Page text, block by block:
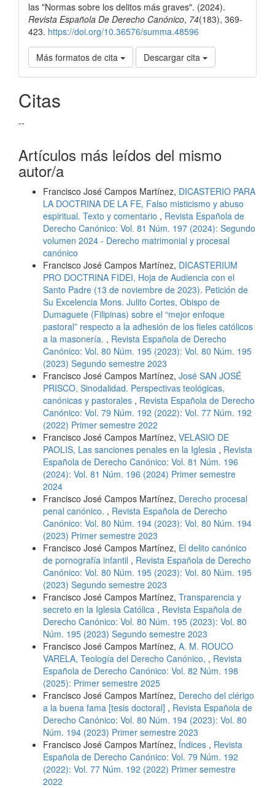
las "Normas sobre los delitos más graves". (2024).
Revista Española De Derecho Canónico, 74(183), 369-
423. https://doi.org/10.36576/summa.48596
Más formatos de cita Descargar cita
Citas
--
Artículos más leídos del mismo
autor/a
Francisco José Campos Martínez, DICASTERIO PARA
LA DOCTRINA DE LA FE, Falso misticismo y abuso
espiritual. Texto y comentario , Revista Española de
Derecho Canónico: Vol. 81 Núm. 197 (2024): Segundo
volumen 2024 - Derecho matrimonial y procesal
canónico
Francisco José Campos Martínez, DICASTERIUM
PRO DOCTRINA FIDEI, Hoja de Audiencia con el
Santo Padre (13 de noviembre de 2023). Petición de
Su Excelencia Mons. Julito Cortes, Obispo de
Dumaguete (Filipinas) sobre el “mejor enfoque
pastoral” respecto a la adhesión de los fieles católicos
a la masonería. , Revista Española de Derecho
Canónico: Vol. 80 Núm. 195 (2023): Vol. 80 Núm. 195
(2023) Segundo semestre 2023
Francisco José Campos Martínez, José SAN JOSÉ
PRISCO, Sinodalidad. Perspectivas teológicas,
canónicas y pastorales , Revista Española de Derecho
Canónico: Vol. 79 Núm. 192 (2022): Vol. 77 Núm. 192
(2022) Primer semestre 2022
Francisco José Campos Martínez, VELASIO DE
PAOLIS, Las sanciones penales en la Iglesia , Revista
Española de Derecho Canónico: Vol. 81 Núm. 196
(2024): Vol. 81 Núm. 196 (2024) Primer semestre
2024
Francisco José Campos Martínez, Derecho procesal
penal canónico. , Revista Española de Derecho
Canónico: Vol. 80 Núm. 194 (2023): Vol. 80 Núm. 194
(2023) Primer semestre 2023
Francisco José Campos Martínez, El delito canónico
de pornografía infantil , Revista Española de Derecho
Canónico: Vol. 80 Núm. 195 (2023): Vol. 80 Núm. 195
(2023) Segundo semestre 2023
Francisco José Campos Martínez, Transparencia y
secreto en la Iglesia Católica , Revista Española de
Derecho Canónico: Vol. 80 Núm. 195 (2023): Vol. 80
Núm. 195 (2023) Segundo semestre 2023
Francisco José Campos Martínez, A. M. ROUCO
VARELA, Teología del Derecho Canónico, , Revista
Española de Derecho Canónico: Vol. 82 Núm. 198
(2025): Primer semestre 2025
Francisco José Campos Martínez, Derecho del clérigo
a la buena fama [tesis doctoral] , Revista Española de
Derecho Canónico: Vol. 80 Núm. 194 (2023): Vol. 80
Núm. 194 (2023) Primer semestre 2023
Francisco José Campos Martínez, Índices , Revista
Española de Derecho Canónico: Vol. 79 Núm. 192
(2022): Vol. 77 Núm. 192 (2022) Primer semestre
2022